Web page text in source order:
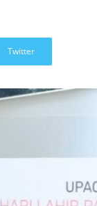
Twitter